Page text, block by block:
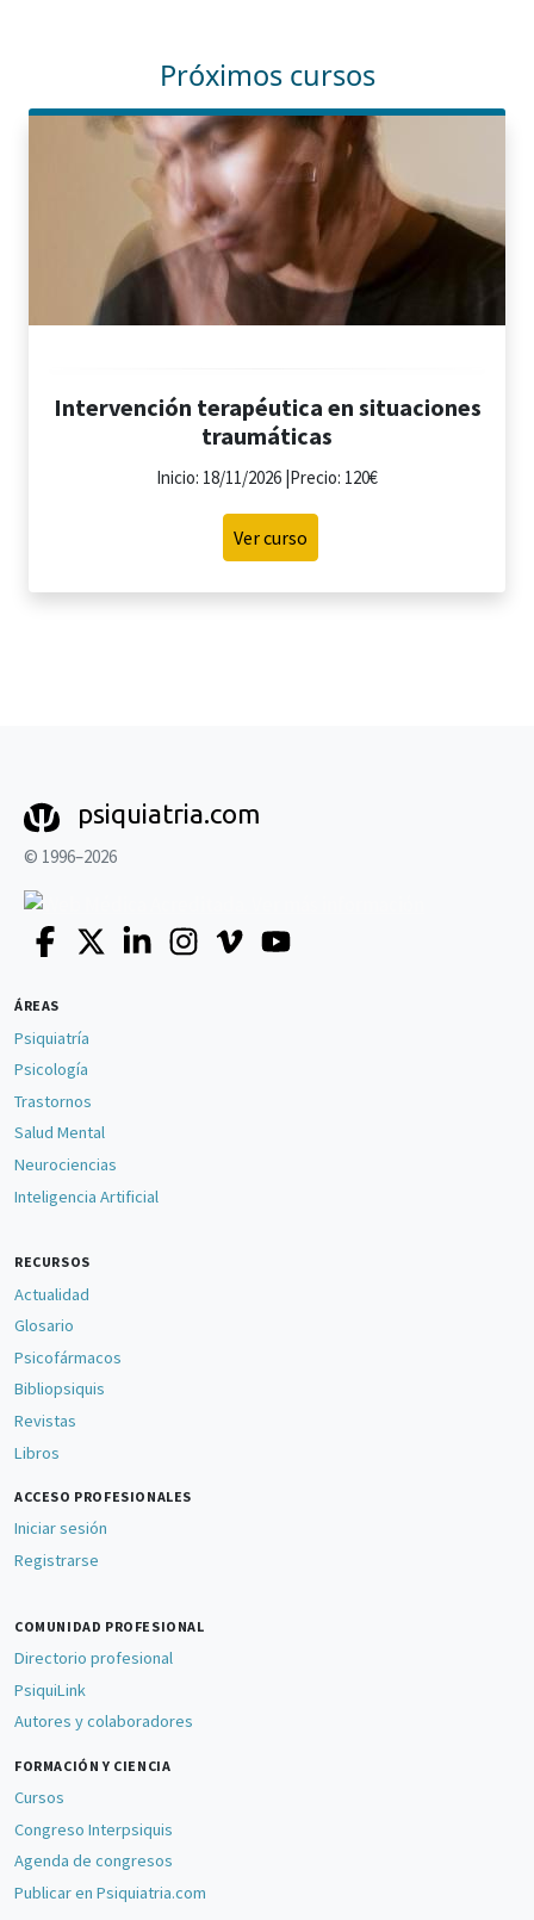
Próximos cursos
Intervención terapéutica en situaciones
traumáticas
Inicio: 18/11/2026 |Precio: 120€
Ver curso
psiquiatria.com
© 1996–2026
ÁREAS
Psiquiatría
Psicología
Trastornos
Salud Mental
Neurociencias
Inteligencia Artificial
RECURSOS
Actualidad
Glosario
Psicofármacos
Bibliopsiquis
Revistas
Libros
ACCESO PROFESIONALES
Iniciar sesión
Registrarse
COMUNIDAD PROFESIONAL
Directorio profesional
PsiquiLink
Autores y colaboradores
FORMACIÓN Y CIENCIA
Cursos
Congreso Interpsiquis
Agenda de congresos
Publicar en Psiquiatria.com